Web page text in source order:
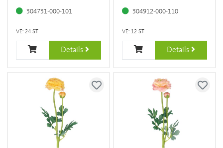
304731-000-101
VE: 24 ST
Details
304912-000-110
VE: 12 ST
Details